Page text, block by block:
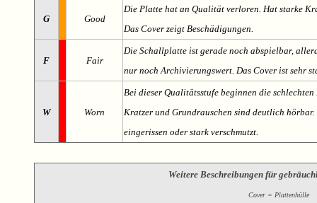
G Good
Die Platte hat an Qualität verloren. Hat starke
Das Cover zeigt Beschädigungen.
F Fair
Die Schallplatte ist gerade noch abspielbar,
nur noch Archivierungswert. Das Cover ist sehr
W Worn
Bei dieser Qualitätsstufe beginnen die
Kratzer und Grundrauschen sind deutlich
eingerissen oder stark verschmutzt.
Weitere Beschreibungen für
Cover = Plattenhülle